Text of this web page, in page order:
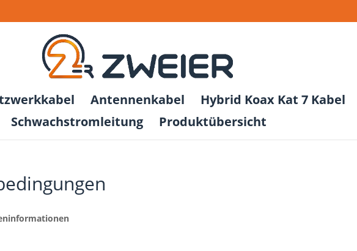
Antennenkabel Hybrid Koax Kat 7 Kabel
Schwachstromleitung
Produktübersicht